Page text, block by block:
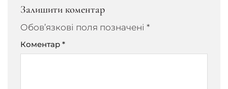
Залишити коментар
Обов’язкові поля позначені *
Коментар *